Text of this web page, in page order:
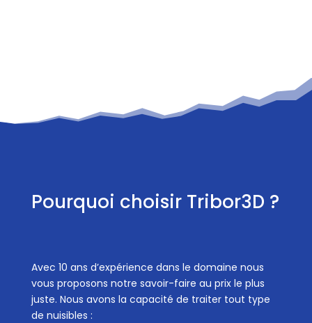
Pourquoi choisir Tribor3D ?
Avec 10 ans d’expérience dans le domaine nous
vous proposons notre savoir-faire au prix le plus
juste. Nous avons la capacité de traiter tout type
de nuisibles :